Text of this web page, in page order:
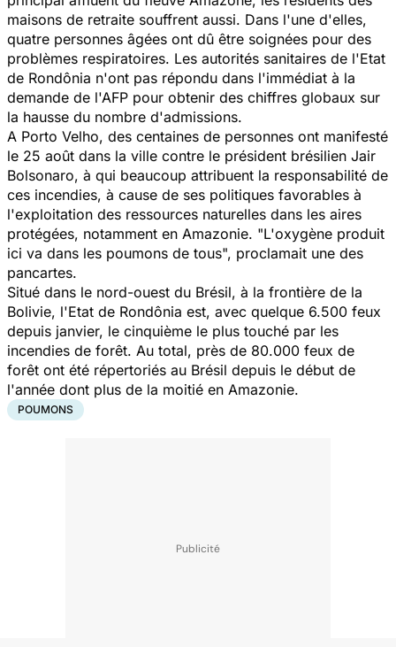
maisons de retraite souffrent aussi. Dans l'une d'elles,
quatre personnes âgées ont dû être soignées pour des
problèmes respiratoires. Les autorités sanitaires de l'Etat
de Rondônia n'ont pas répondu dans l'immédiat à la
demande de l'AFP pour obtenir des chiffres globaux sur
la hausse du nombre d'admissions.
A Porto Velho, des centaines de personnes ont manifesté
le 25 août dans la ville contre le président brésilien Jair
Bolsonaro, à qui beaucoup attribuent la responsabilité de
ces incendies, à cause de ses politiques favorables à
l'exploitation des ressources naturelles dans les aires
protégées, notamment en Amazonie. "L'oxygène produit
ici va dans les poumons de tous", proclamait une des
pancartes.
Situé dans le nord-ouest du Brésil, à la frontière de la
Bolivie, l'Etat de Rondônia est, avec quelque 6.500 feux
depuis janvier, le cinquième le plus touché par les
incendies de forêt. Au total, près de 80.000 feux de
forêt ont été répertoriés au Brésil depuis le début de
l'année dont plus de la moitié en Amazonie.
POUMONS